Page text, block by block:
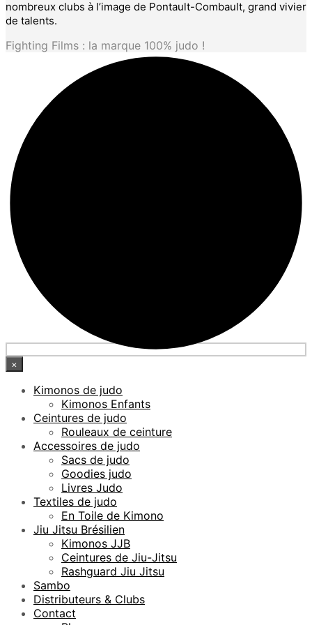
nombreux clubs à l’image de Pontault-Combault, grand vivier
de talents.
Fighting Films : la marque 100% judo !
×
Kimonos de judo
Kimonos Enfants
Ceintures de judo
Rouleaux de ceinture
Accessoires de judo
Sacs de judo
Goodies judo
Livres Judo
Textiles de judo
En Toile de Kimono
Jiu Jitsu Brésilien
Kimonos JJB
Ceintures de Jiu-Jitsu
Rashguard Jiu Jitsu
Sambo
Distributeurs & Clubs
Contact